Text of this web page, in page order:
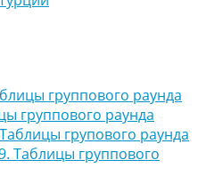
группового раунда
группового раунда
групового раунда
Таблицы группового